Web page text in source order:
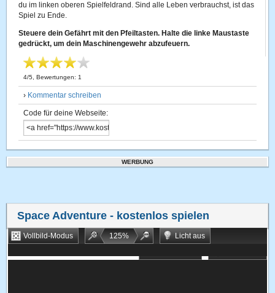
du im linken oberen Spielfeldrand. Sind alle Leben verbrauchst, ist das
Spiel zu Ende.
Steuere dein Gefährt mit den Pfeiltasten. Halte die linke Maustaste
gedrückt, um dein Maschinengewehr abzufeuern.
4/5 , Bewertungen: 1
› Kommentar schreiben
Code für deine Webseite:
WERBUNG
Space Adventure - kostenlos spielen
Vollbild-Modus 125%
Licht aus